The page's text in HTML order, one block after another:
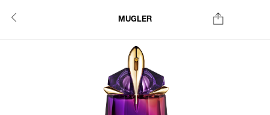
MUGLER